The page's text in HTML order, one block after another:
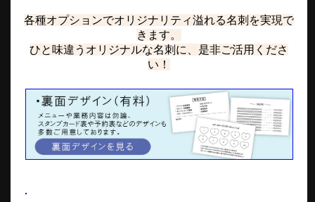
各種オプションでオリジナリティ溢れる名刺を実現で
きます。
ひと味違うオリジナルな名刺に、是非ご活用くださ
い！